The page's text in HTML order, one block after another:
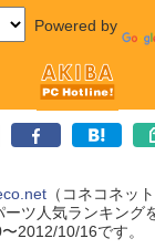
Powered by
ング（PCパーツ
（コネコネッ
ツ人気ランキング
2012/10/16です。